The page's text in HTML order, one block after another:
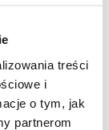
treści
i
o tym, jak
partnerom